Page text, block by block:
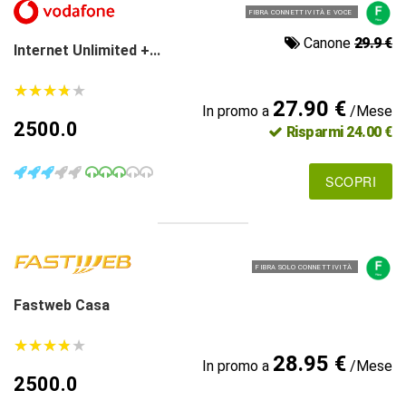
FIBRA CONNETTIVITÀ E VOCE
Internet Unlimited +... Canone 29.9 €
★★★★★
★★★★★
2500.0
In promo a 27.90 €/Mese
Risparmi 24.00 €
SCOPRI
FIBRA SOLO CONNETTIVITÀ
Fastweb Casa
★★★★★
★★★★★
2500.0
In promo a 28.95 €/Mese